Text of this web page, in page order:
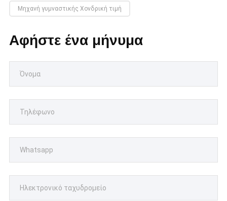
Μηχανή γυμναστικής Χονδρική τιμή
Αφήστε ένα μήνυμα